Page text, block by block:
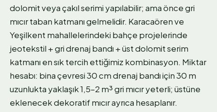
dolomit veya çakıl serimi yapılabilir; ama önce gri
mıcır taban katmanı gelmelidir. Karacaören ve
Yeşilkent mahallelerindeki bahçe projelerinde
jeotekstil + gri drenaj bandı + üst dolomit serim
katmanı en sık tercih ettiğimiz kombinasyon. Miktar
hesabı: bina çevresi 30 cm drenaj bandı için 30 m
uzunlukta yaklaşık 1,5–2 m³ gri mıcır yeterli; üstüne
eklenecek dekoratif mıcır ayrıca hesaplanır.